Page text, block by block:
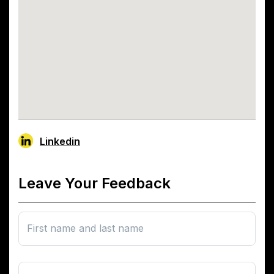
Linkedin
Leave Your Feedback
First name and last name